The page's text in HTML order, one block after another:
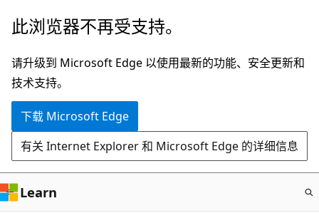
跳
主
要
内
此浏览器不再受支持。
请升级到 Microsoft Edge 以使用最新的功能、安全更新和
技术支持。
下载 Microsoft Edge
有关 Internet Explorer 和 Microsoft Edge 的详细信息
Learn